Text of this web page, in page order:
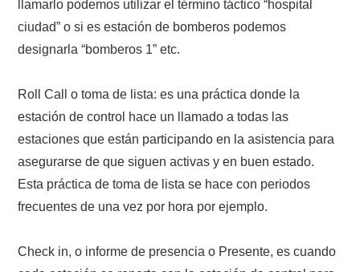
llamarlo podemos utilizar el término táctico “hospital
ciudad” o si es estación de bomberos podemos
designarla “bomberos 1” etc.
Roll Call o toma de lista: es una práctica donde la
estación de control hace un llamado a todas las
estaciones que están participando en la asistencia para
asegurarse de que siguen activas y en buen estado.
Esta práctica de toma de lista se hace con periodos
frecuentes de una vez por hora por ejemplo.
Check in, o informe de presencia o Presente, es cuando